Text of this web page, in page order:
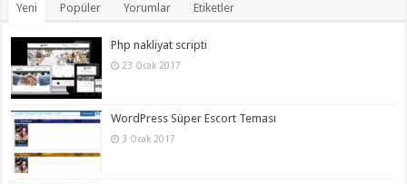
Yeni Popüler Yorumlar Etiketler
Php nakliyat scripti
23 Ocak 2017
WordPress Süper Escort Teması
3 Ocak 2017